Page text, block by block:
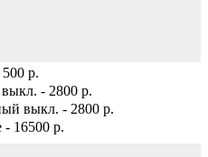
500 р.
- 2800 р.
выкл. - 2800 р.
- 16500 р.